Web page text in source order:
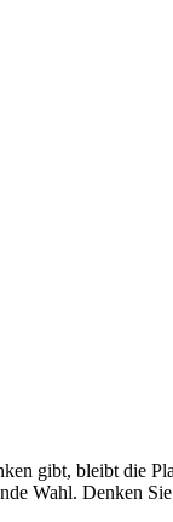
gibt, bleibt die
Wahl. Denken